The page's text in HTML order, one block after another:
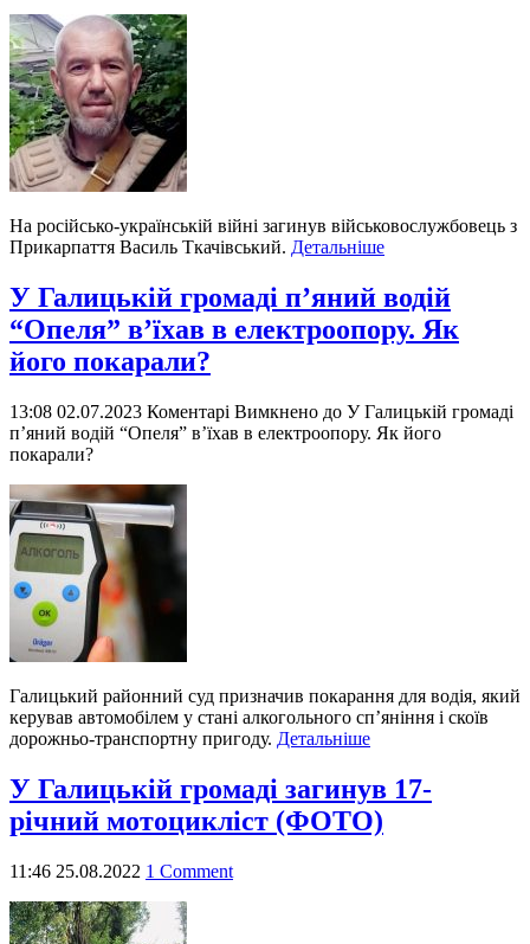
На російсько-українській війні загинув військовослужбовець з
Прикарпаття Василь Ткачівський. Детальніше
У Галицькій громаді п’яний водій
“Опеля” в’їхав в електроопору. Як
його покарали?
13:08 02.07.2023 Коментарі Вимкнено до У Галицькій громаді
п’яний водій “Опеля” в’їхав в електроопору. Як його
покарали?
Галицький районний суд призначив покарання для водія, який
керував автомобілем у стані алкогольного сп’яніння і скоїв
дорожньо-транспортну пригоду. Детальніше
У Галицькій громаді загинув 17-
річний мотоцикліст (ФОТО)
11:46 25.08.2022 1 Comment